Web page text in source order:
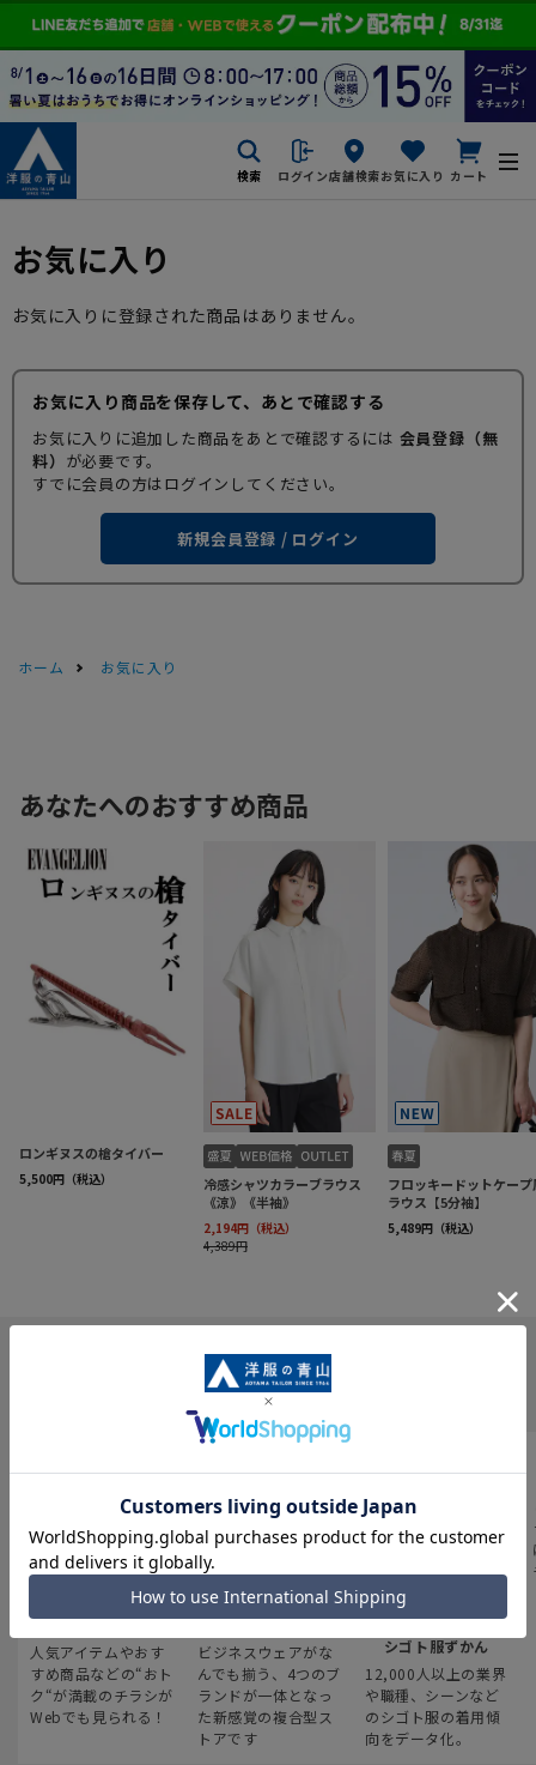
検索 ログイン店舗検索お気に入り カート
お気に入り
お気に入りに登録された商品はありません。
お気に入り商品を保存して、あとで確認する
お気に入りに追加した商品をあとで確認するには 会員登録（無
料） が必要です。
すでに会員の方はログインしてください。
新規会員登録 / ログイン
ホーム お気に入り
INFORMATION
最新のお買い得情報
人気アイテムやおす
すめ商品などの“おト
ク“が満載のチラシが
Webでも見られる！
スーツスクエア
ビジネスウェアがな
んでも揃う、4つのブ
ランドが一体となっ
た新感覚の複合型ス
トアです
みんなの
シゴト服ずかん
12,000人以上の業界
や職種、シーンなど
のシゴト服の着用傾
向をデータ化。